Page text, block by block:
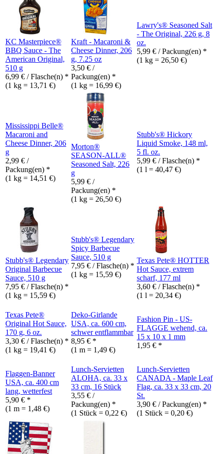
KC Masterpiece®
BBQ Sauce - The
American Original,
510 g
6,99 € / Flasche(n) *
(1 kg = 13,71 €)
Kraft - Macaroni &
Cheese Dinner, 206
g, 7.25 oz
3,50 € /
Packung(en) *
(1 kg = 16,99 €)
Lawry's® Seasoned Salt
- The Original, 226 g, 8
oz.
5,99 € / Packung(en) *
(1 kg = 26,50 €)
Mississippi Belle®
Macaroni and
Cheese Dinner, 206
g
2,99 € /
Packung(en) *
(1 kg = 14,51 €)
Morton®
SEASON-ALL®
Seasoned Salt, 226
g
5,99 € /
Packung(en) *
(1 kg = 26,50 €)
Stubb's® Hickory
Liquid Smoke, 148 ml,
5 fl. oz.
5,99 € / Flasche(n) *
(1 l = 40,47 €)
Stubb's® Legendary
Original Barbecue
Sauce, 510 g
7,95 € / Flasche(n) *
(1 kg = 15,59 €)
Stubb's® Legendary
Spicy Barbecue
Sauce, 510 g
7,95 € / Flasche(n) *
(1 kg = 15,59 €)
Texas Pete® HOTTER
Hot Sauce, extrem
scharf, 177 ml
3,60 € / Flasche(n) *
(1 l = 20,34 €)
Texas Pete®
Original Hot Sauce,
170 g, 6 oz.
3,30 € / Flasche(n) *
(1 kg = 19,41 €)
Deko-Girlande
USA, ca. 600 cm,
schwer entflammbar
8,95 € *
(1 m = 1,49 €)
Fashion Pin - US-
FLAGGE wehend, ca.
15 x 10 x 1 mm
1,95 € *
Flaggen-Banner
USA, ca. 400 cm
lang, wetterfest
5,90 € *
(1 m = 1,48 €)
Lunch-Servietten
ALOHA, ca. 33 x
33 cm, 16 Stück
3,55 € /
Packung(en) *
(1 Stück = 0,22 €)
Lunch-Servietten
CANADA - Maple Leaf
Flag, ca. 33 x 33 cm, 20
St.
3,90 € / Packung(en) *
(1 Stück = 0,20 €)